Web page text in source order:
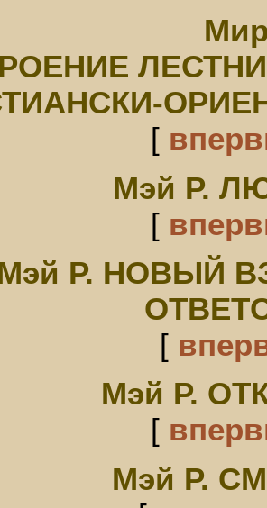
[
Мэй Р.
[
Р. НОВЫЙ
[
Мэй Р.
[
Мэй Р.